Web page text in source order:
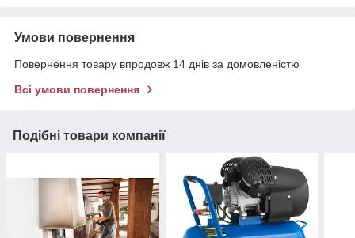
Умови повернення
Повернення товару впродовж 14 днів за домовленістю
Всі умови повернення
Подібні товари компанії